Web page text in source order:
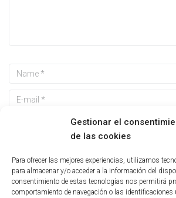
Gestionar el
de las cookies
Para ofrecer las mejores experiencias, utilizamos
para almacenar y/o acceder a la información del
consentimiento de estas tecnologías nos permitirá
comportamiento de navegación o las
Guarda mi nombre, correo electrónico y
navegador para la próxima vez que comente.